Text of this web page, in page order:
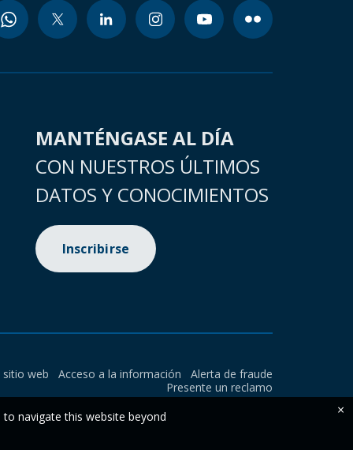
MANTÉNGASE AL DÍA
CON NUESTROS ÚLTIMOS
DATOS Y CONOCIMIENTOS
Inscribirse
sitio web Acceso a la información
Alerta de fraude
Presente un reclamo
navigate this website beyond
×